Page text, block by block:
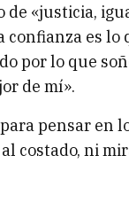
«justicia,
es lo
por lo que
de mí».
pensar en
costado, ni